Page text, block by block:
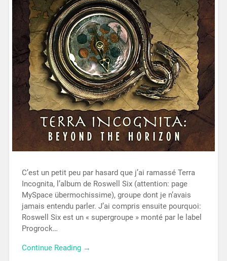
C’est un petit peu par hasard que j’ai ramassé Terra
Incognita, l’album de Roswell Six (attention: page
MySpace übermochissime), groupe dont je n’avais
jamais entendu parler. J’ai compris ensuite pourquoi:
Roswell Six est un « supergroupe » monté par le label
Progrock…
Continue Reading →